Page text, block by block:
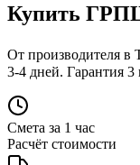
Купить
От производителя в
3-4 дней. Гарантия 3
Смета за 1 час
Расчёт стоимости